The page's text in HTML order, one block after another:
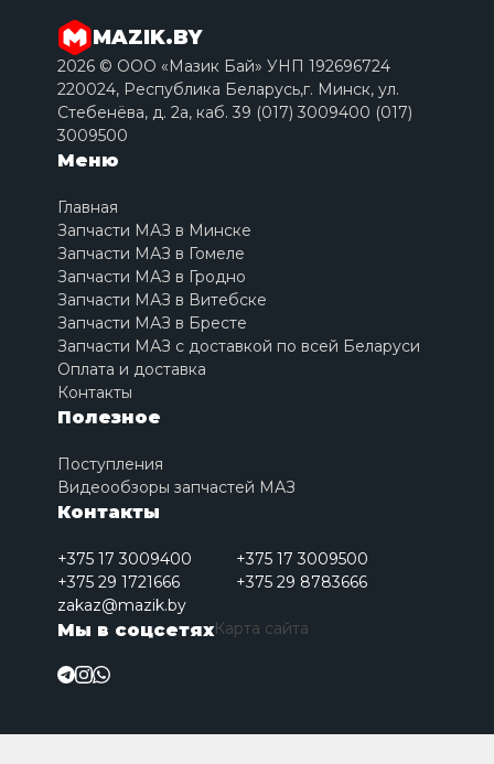
MAZIK.BY
2026 © ООО «Мазик Бай» УНП 192696724
220024, Республика Беларусь,г. Минск, ул.
Стебенёва, д. 2a, каб. 39 (017) 3009400 (017)
3009500
Меню
Главная
Запчасти МАЗ в Минске
Запчасти МАЗ в Гомеле
Запчасти МАЗ в Гродно
Запчасти МАЗ в Витебске
Запчасти МАЗ в Бресте
Запчасти МАЗ с доставкой по всей Беларуси
Оплата и доставка
Контакты
Полезное
Поступления
Видеообзоры запчастей МАЗ
Контакты
+375 17 3009400
+375 17 3009500
+375 29 1721666
+375 29 8783666
zakaz@mazik.by
Мы в соцсетяхКарта сайта